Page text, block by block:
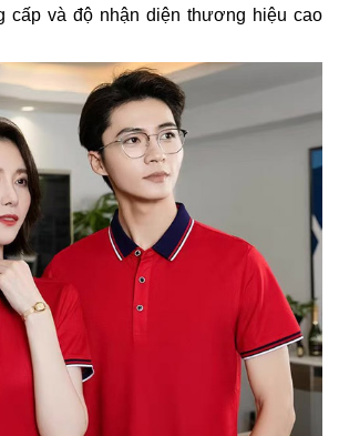
cấp và độ nhận diện thương hiệu cao